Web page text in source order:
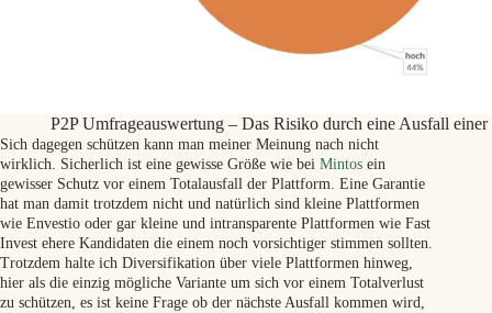
P2P Umfrageauswertung – Das Risiko durch eine Ausfall
Sich dagegen schützen kann man meiner Meinung nach nicht
wirklich. Sicherlich ist eine gewisse Größe wie bei Mintos ein
gewisser Schutz vor einem Totalausfall der Plattform. Eine Garantie
hat man damit trotzdem nicht und natürlich sind kleine Plattformen
wie Envestio oder gar kleine und intransparente Plattformen wie Fast
Invest ehere Kandidaten die einem noch vorsichtiger stimmen sollten.
Trotzdem halte ich Diversifikation über viele Plattformen hinweg,
hier als die einzig mögliche Variante um sich vor einem Totalverlust
zu schützen, es ist keine Frage ob der nächste Ausfall kommen wird,